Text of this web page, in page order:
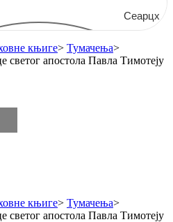
Сеарцх
књиге> Тумачења>
апостола Павла Тимотеју
књиге> Тумачења>
апостола Павла Тимотеју